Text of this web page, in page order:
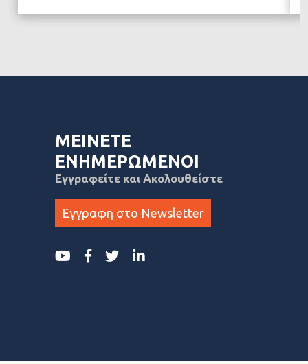
ΜΕΙΝΕΤΕ
ΕΝΗΜΕΡΩΜΕΝΟΙ
Εγγραφείτε και Ακολουθείστε
Εγγραφη στο Newsletter